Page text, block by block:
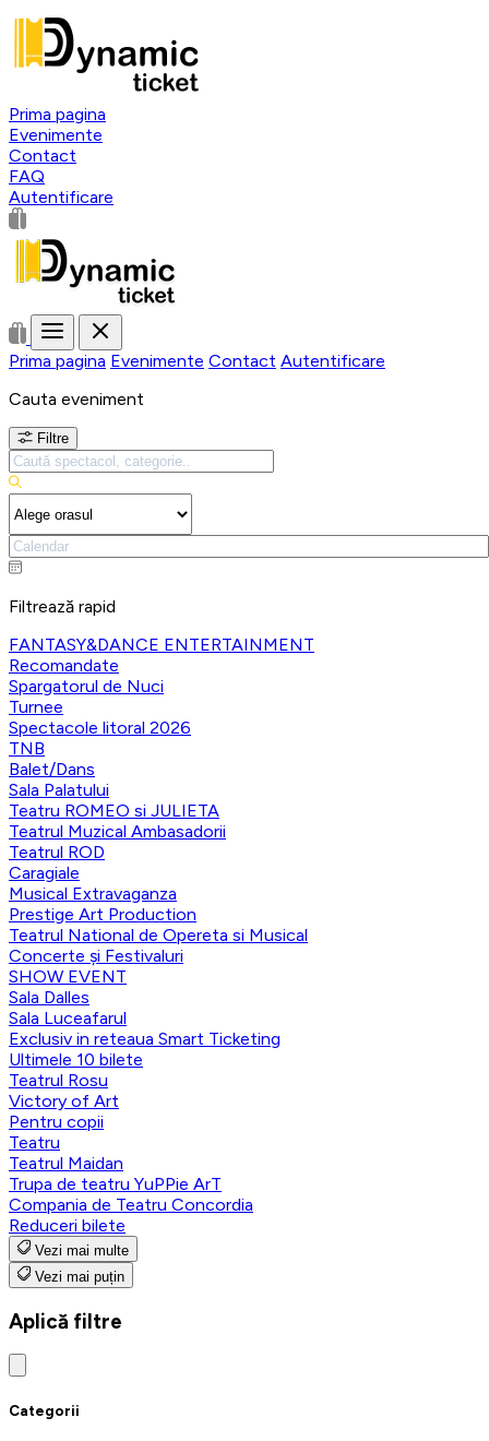
Prima pagina
Evenimente
Contact
FAQ
Autentificare
Prima pagina Evenimente Contact Autentificare
Cauta eveniment
Filtre
Filtrează rapid
FANTASY&DANCE ENTERTAINMENT
Recomandate
Spargatorul de Nuci
Turnee
Spectacole litoral 2026
TNB
Balet/Dans
Sala Palatului
Teatru ROMEO si JULIETA
Teatrul Muzical Ambasadorii
Teatrul ROD
Caragiale
Musical Extravaganza
Prestige Art Production
Teatrul National de Opereta si Musical
Concerte și Festivaluri
SHOW EVENT
Sala Dalles
Sala Luceafarul
Exclusiv in reteaua Smart Ticketing
Ultimele 10 bilete
Teatrul Rosu
Victory of Art
Pentru copii
Teatru
Teatrul Maidan
Trupa de teatru YuPPie ArT
Compania de Teatru Concordia
Reduceri bilete
Vezi mai multe
Vezi mai puțin
Aplică filtre
Categorii